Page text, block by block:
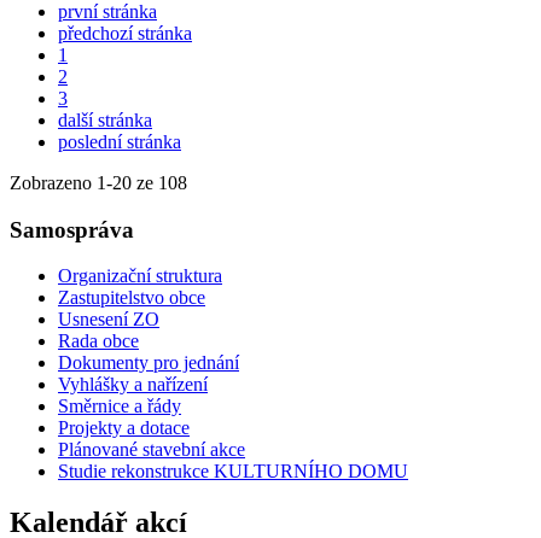
první stránka
předchozí stránka
1
2
3
další stránka
poslední stránka
Zobrazeno 1-20 ze 108
Samospráva
Organizační struktura
Zastupitelstvo obce
Usnesení ZO
Rada obce
Dokumenty pro jednání
Vyhlášky a nařízení
Směrnice a řády
Projekty a dotace
Plánované stavební akce
Studie rekonstrukce KULTURNÍHO DOMU
Kalendář akcí